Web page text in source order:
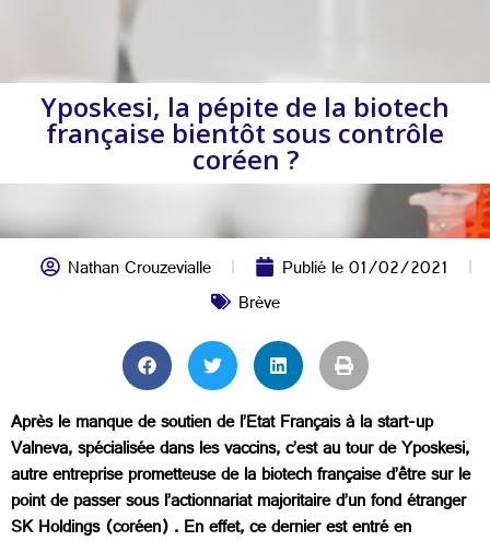
Yposkesi, la pépite de la biotech
française bientôt sous contrôle
coréen ?
Nathan Crouzevialle Publié le01/02/2021
Brève
Après le manque de soutien de l’Etat Français à la start-up
Valneva, spécialisée dans les vaccins, c’est au tour de Yposkesi,
autre entreprise prometteuse de la biotech française d’être sur le
point de passer sous l’actionnariat majoritaire d’un fond étranger
SK Holdings (coréen) . En effet, ce dernier est entré en